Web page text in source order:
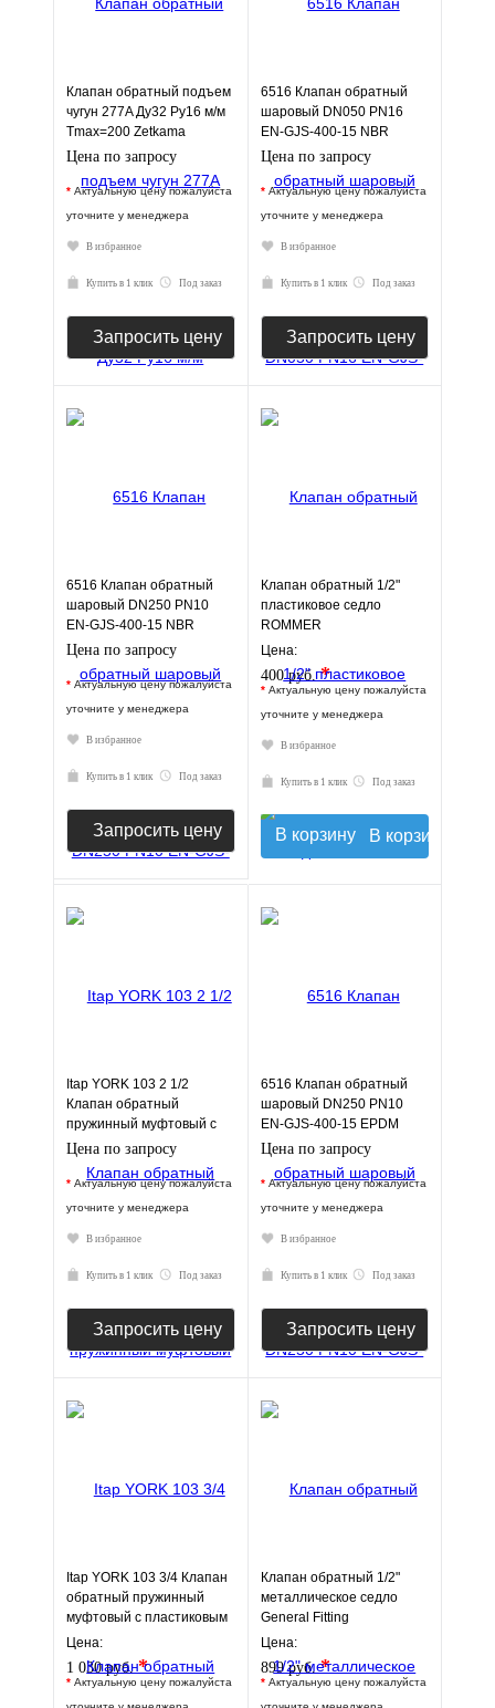
Клапан обратный подъем
чугун 277A Ду32 Ру16 м/м
Tmax=200 Zetkama
277A032C31
Цена по запросу
* Актуальную цену пожалуйста
уточните у менеджера
В избранное
Купить в 1 клик Под заказ
Запросить цену
6516 Клапан обратный
шаровый DN050 PN16
EN-GJS-400-15 NBR
JAFAR
Цена по запросу
* Актуальную цену пожалуйста
уточните у менеджера
В избранное
Купить в 1 клик Под заказ
Запросить цену
6516 Клапан обратный
шаровый DN250 PN10
EN-GJS-400-15 NBR
JAFAR
Цена по запросу
* Актуальную цену пожалуйста
уточните у менеджера
В избранное
Купить в 1 клик Под заказ
Запросить цену
Клапан обратный 1/2"
пластиковое седло
ROMMER
Цена:
400 руб.*
* Актуальную цену пожалуйста
уточните у менеджера
В избранное
Купить в 1 клик Под заказ
В корзину
Itap YORK 103 2 1/2
Клапан обратный
пружинный муфтовый с
пластиковым седлом
Цена по запросу
* Актуальную цену пожалуйста
уточните у менеджера
В избранное
Купить в 1 клик Под заказ
Запросить цену
6516 Клапан обратный
шаровый DN250 PN10
EN-GJS-400-15 EPDM
JAFAR
Цена по запросу
* Актуальную цену пожалуйста
уточните у менеджера
В избранное
Купить в 1 клик Под заказ
Запросить цену
Itap YORK 103 3/4 Клапан
обратный пружинный
муфтовый с пластиковым
седлом
Цена:
1 030 руб.*
* Актуальную цену пожалуйста
Клапан обратный 1/2"
металлическое седло
General Fitting
Цена:
899 руб.*
* Актуальную цену пожалуйста